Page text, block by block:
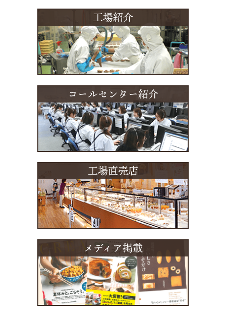
工場紹介
コールセンター紹介
工場直売店
メディア掲載